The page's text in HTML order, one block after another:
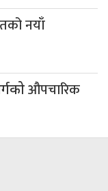
नयाँ
औपचारिक